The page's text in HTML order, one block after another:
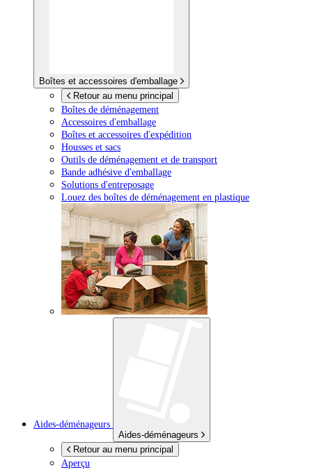
Boîtes et accessoires d'emballage
Retour au menu principal
Boîtes de déménagement
Accessoires d'emballage
Boîtes et accessoires d'expédition
Housses et sacs
Outils de déménagement et de transport
Bande adhésive d'emballage
Solutions d'entreposage
Louez des boîtes de déménagement en plastique
Aides-déménageurs
Aides-déménageurs
Retour au menu principal
Aperçu